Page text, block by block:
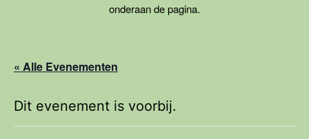
onderaan de pagina.
« Alle Evenementen
Dit evenement is voorbij.